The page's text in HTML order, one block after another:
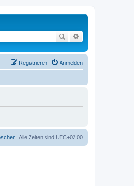
Suche
Anmelden
Registrieren
Alle Zeiten sind UTC+02:00